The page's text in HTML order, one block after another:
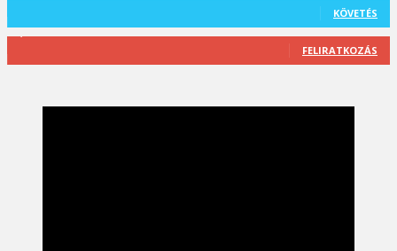
KÖVETÉS
2,589 Feliratkozó
FELIRATKOZÁS